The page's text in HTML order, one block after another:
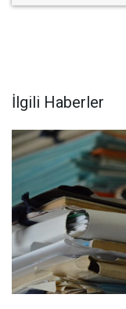
İlgili Haberler